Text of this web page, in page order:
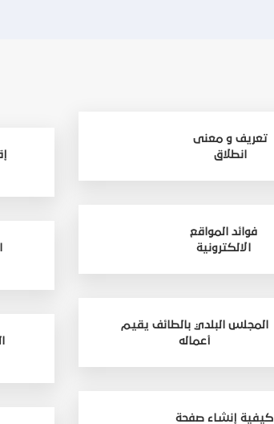
تعريف و معنى
انطلاق
فوائد المواقع
الالكترونية
المجلس البلدي بالطائف يقيم
أعماله
كيفية إنشاء صفحة